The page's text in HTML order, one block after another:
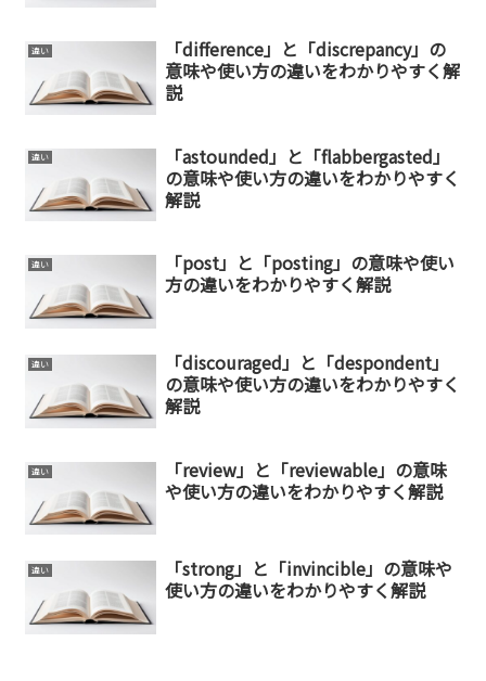
違い
「difference」と「discrepancy」の
意味や使い方の違いをわかりやすく解
説
違い
「astounded」と「flabbergasted」
の意味や使い方の違いをわかりやすく
解説
違い
「post」と「posting」の意味や使い
方の違いをわかりやすく解説
違い
「discouraged」と「despondent」
の意味や使い方の違いをわかりやすく
解説
違い
「review」と「reviewable」の意味
や使い方の違いをわかりやすく解説
違い
「strong」と「invincible」の意味や
使い方の違いをわかりやすく解説